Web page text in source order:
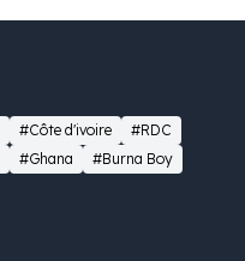
#Côte d'ivoire
#RDC
#Ghana
#Burna Boy